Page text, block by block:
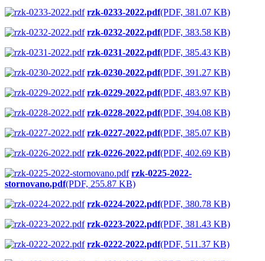
rzk-0233-2022.pdf(PDF, 381.07 KB)
rzk-0232-2022.pdf(PDF, 383.58 KB)
rzk-0231-2022.pdf(PDF, 385.43 KB)
rzk-0230-2022.pdf(PDF, 391.27 KB)
rzk-0229-2022.pdf(PDF, 483.97 KB)
rzk-0228-2022.pdf(PDF, 394.08 KB)
rzk-0227-2022.pdf(PDF, 385.07 KB)
rzk-0226-2022.pdf(PDF, 402.69 KB)
rzk-0225-2022-
stornovano.pdf(PDF, 255.87 KB)
rzk-0224-2022.pdf(PDF, 380.78 KB)
rzk-0223-2022.pdf(PDF, 381.43 KB)
rzk-0222-2022.pdf(PDF, 511.37 KB)